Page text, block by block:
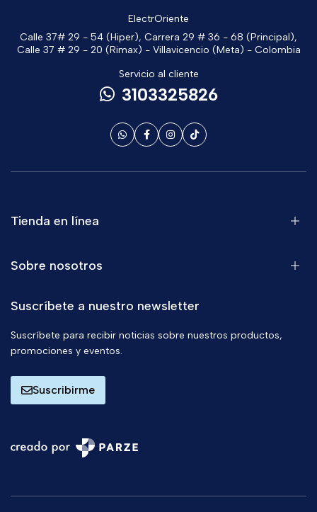
ElectrOriente
Calle 37# 29 - 54 (Hiper), Carrera 29 # 36 - 68 (Principal),
Calle 37 # 29 - 20 (Rimax) - Villavicencio (Meta) - Colombia
Servicio al cliente
3103325826
Tienda en línea
Sobre nosotros
Suscríbete a nuestro newsletter
Suscríbete para recibir noticias sobre nuestros productos,
promociones y eventos.
Suscribirme